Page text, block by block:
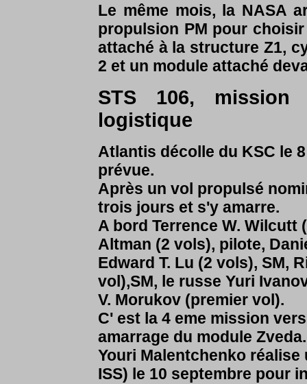
Le même mois, la NASA
propulsion PM pour
attaché à la structure Z1,
2 et un module attaché
STS 106, mission
logistique
Atlantis décolle du KSC le
prévue.
Après un vol propulsé
trois jours et s'y amarre.
A bord Terrence W. Wilcutt
Altman (2 vols), pilote,
Edward T. Lu (2 vols), SM,
vol),SM, le russe Yuri
V. Morukov (premier vol).
C' est la 4 eme mission
amarrage du module Zveda.
Youri Malentchenko réalise
ISS) le 10 septembre pour